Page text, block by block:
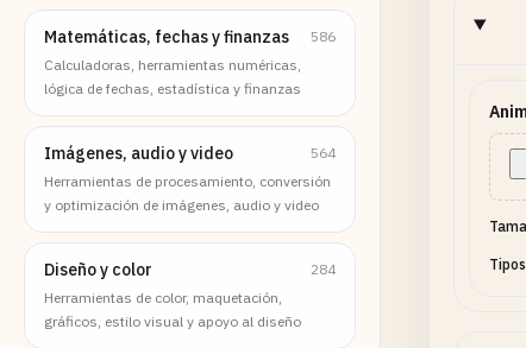
Matemáticas, fechas y finanzas
586
Calculadoras, herramientas numéricas,
lógica de fechas, estadística y finanzas
Imágenes, audio y video
564
Herramientas de procesamiento, conversión
y optimización de imágenes, audio y video
Diseño y color
284
Herramientas de color, maquetación,
gráficos, estilo visual y apoyo al diseño